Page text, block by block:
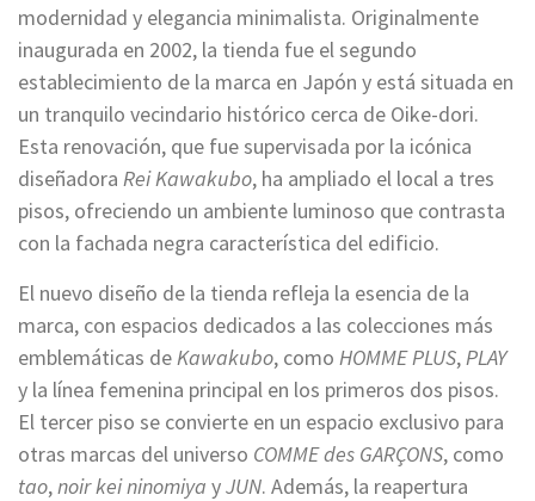
modernidad y elegancia minimalista. Originalmente
inaugurada en 2002, la tienda fue el segundo
establecimiento de la marca en Japón y está situada en
un tranquilo vecindario histórico cerca de Oike-dori.
Esta renovación, que fue supervisada por la icónica
diseñadora Rei Kawakubo, ha ampliado el local a tres
pisos, ofreciendo un ambiente luminoso que contrasta
con la fachada negra característica del edificio.
El nuevo diseño de la tienda refleja la esencia de la
marca, con espacios dedicados a las colecciones más
emblemáticas deKawakubo, como HOMME PLUS,PLAY
y la línea femenina principal en los primeros dos pisos.
El tercer piso se convierte en un espacio exclusivo para
otras marcas del universo COMME des GARÇONS, como
tao,noir kei ninomiya yJUN. Además, la reapertura